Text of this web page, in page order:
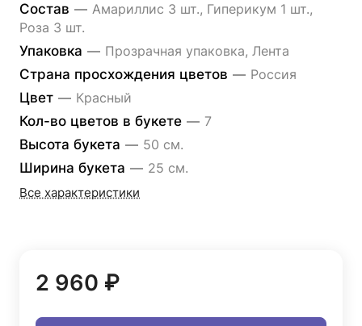
Состав — Амариллис 3 шт., Гиперикум 1 шт.,
Роза 3 шт.
Упаковка — Прозрачная упаковка, Лента
Страна просхождения цветов — Россия
Цвет — Красный
Кол-во цветов в букете — 7
Высота букета — 50 см.
Ширина букета — 25 см.
Все характеристики
2 960 ₽